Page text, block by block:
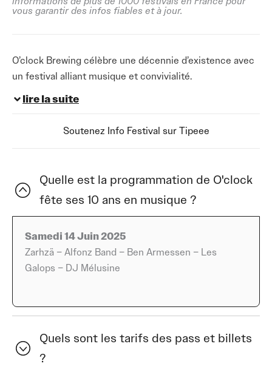
vous garantir des infos fiables et à jour.
O’clock Brewing célèbre une décennie d’existence avec
un festival alliant musique et convivialité.
une diversité d’artistes pour satisfaire tous les goûts
accompagnées d’un bar proposant exclusivement les
créations d’O’clock, ainsi qu’une limonade artisanale.
L’événement se veut aussi familial avec un espace dédié
aux enfants, comprenant une structure gonflable, des
jeux en bois et des activités de coloriage. Pour les
amateurs d’art corporel, l’équipe de Deux Mains Tattoo
sur place.
Côté restauration, trois food trucks seront au rendez-
vous pour régaler les festivaliers avec une offre variée
allant des crêpes aux burgers, en passant par des
lire la suite
Soutenez Info Festival sur Tipeee
Quelle est la programmation de O'clock
fête ses 10 ans en musique ?
Samedi 14 Juin 2025
Zarhzä – Alfonz Band – Ben Armessen – Les
Galops – DJ Mélusine
Quels sont les tarifs des pass et billets
?